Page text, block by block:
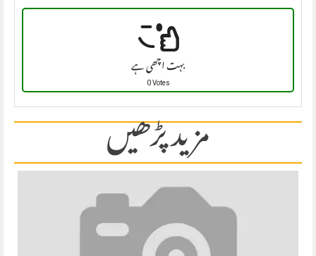
بہت اچھی ہے
0 Votes
مزید پڑھیں